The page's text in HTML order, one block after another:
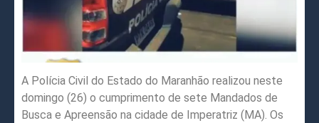
A Polícia Civil do Estado do Maranhão realizou neste
domingo (26) o cumprimento de sete Mandados de
Busca e Apreensão na cidade de Imperatriz (MA). Os